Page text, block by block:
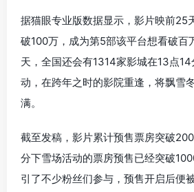
据猫眼专业版数据显示，影片映前25
破100万，成为第5部该平台想看破百
天，全国还会有1314家影城在13点
动，在跨年之时的影院重逢，将飘雪
满。
截至发稿，影片累计预售票房突破
分下雪场活动的票房预售已经突破
引了不少粉丝们参与， 预售开启后便